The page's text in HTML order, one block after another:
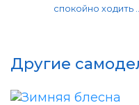
спокойно ходить ...
Другие